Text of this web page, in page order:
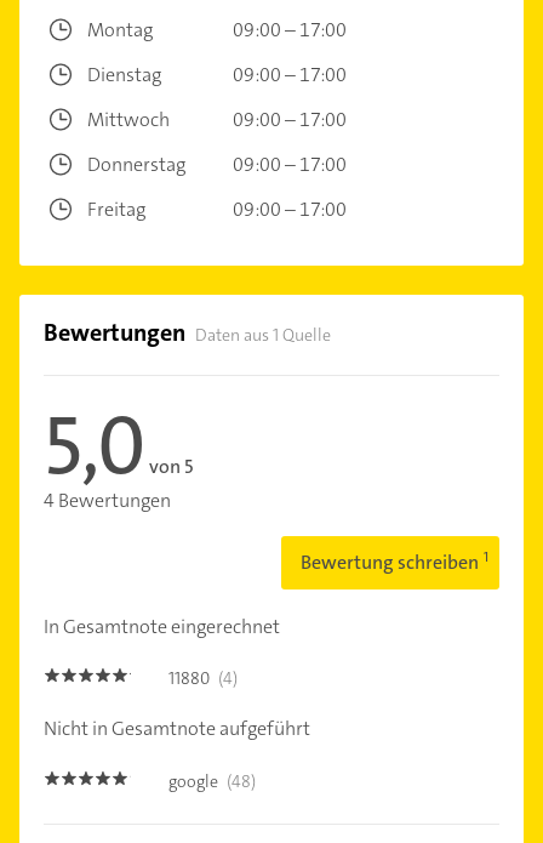
Montag
09:00 – 17:00
Dienstag
09:00 – 17:00
Mittwoch
09:00 – 17:00
Donnerstag
09:00 – 17:00
Freitag
09:00 – 17:00
Bewertungen Daten aus 1 Quelle
5,0 von 5
4 Bewertungen
Bewertung schreiben
In Gesamtnote eingerechnet
5.0 11880 (4)
Nicht in Gesamtnote aufgeführt
4.9 google (48)